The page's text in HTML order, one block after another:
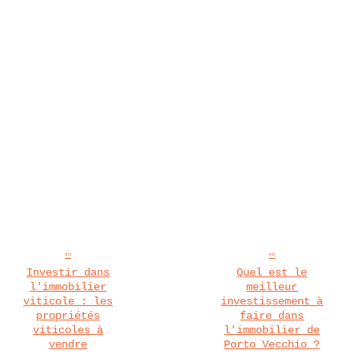
Investir dans
l'immobilier
viticole : les
propriétés
viticoles à
vendre
Quel est le
meilleur
investissement à
faire dans
l'immobilier de
Porto Vecchio ?